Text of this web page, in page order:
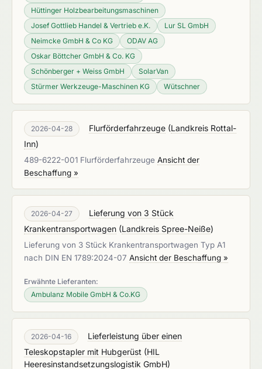
Hüttinger Holzbearbeitungsmaschinen
Josef Gottlieb Handel & Vertrieb e.K.
Lur SL GmbH
Neimcke GmbH & Co KG
ODAV AG
Oskar Böttcher GmbH & Co. KG
Schönberger + Weiss GmbH
SolarVan
Stürmer Werkzeuge-Maschinen KG
Wütschner
2026-04-28 Flurförderfahrzeuge (Landkreis Rottal-
Inn)
489-6222-001 Flurförderfahrzeuge Ansicht der
Beschaffung »
2026-04-27
Lieferung von 3 Stück
Krankentransportwagen (Landkreis Spree-Neiße)
Lieferung von 3 Stück Krankentransportwagen Typ A1
nach DIN EN 1789:2024-07 Ansicht der Beschaffung »
Erwähnte Lieferanten:
Ambulanz Mobile GmbH & Co.KG
2026-04-16
Lieferleistung über einen
Teleskopstapler mit Hubgerüst (HIL
Heeresinstandsetzungslogistik GmbH)